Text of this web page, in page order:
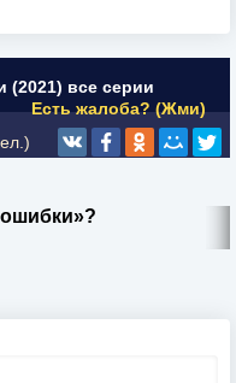
(2021) все серии
Есть жалоба? (Жми)